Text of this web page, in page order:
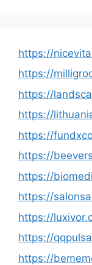
https://
https://
https://
https://
https://
https://
https://
https://
https://
https://
https://